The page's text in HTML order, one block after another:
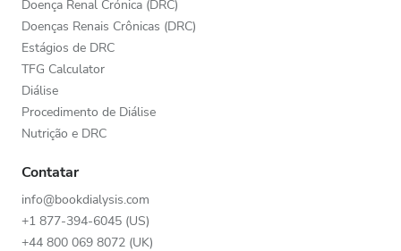
Doença Renal Crónica (DRC)
Doenças Renais Crônicas (DRC)
Estágios de DRC
TFG Calculator
Diálise
Procedimento de Diálise
Nutrição e DRC
Contatar
info@bookdialysis.com
+1 877-394-6045 (US)
+44 800 069 8072 (UK)